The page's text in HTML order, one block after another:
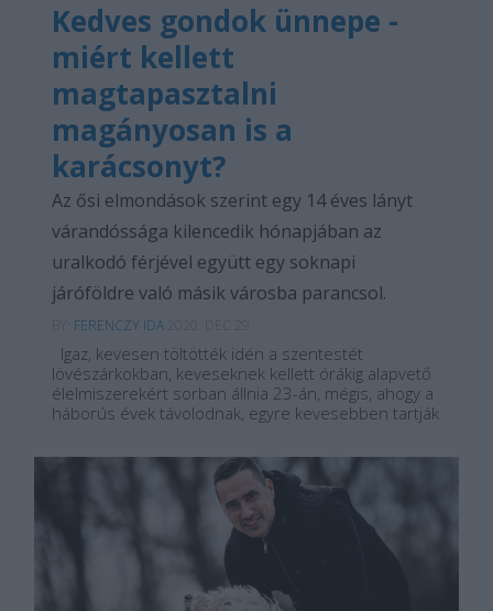
Kedves gondok ünnepe -
miért kellett
magtapasztalni
magányosan is a
karácsonyt?
Az ősi elmondások szerint egy 14 éves lányt
várandóssága kilencedik hónapjában az
uralkodó férjével együtt egy soknapi
járóföldre való másik városba parancsol.
FERENCZY IDA
Igaz, kevesen töltötték idén a szentestét
lövészárkokban, keveseknek kellett órákig alapvető
élelmiszerekért sorban állnia 23-án, mégis, ahogy a
háborús évek távolodnak, egyre kevesebben tartják